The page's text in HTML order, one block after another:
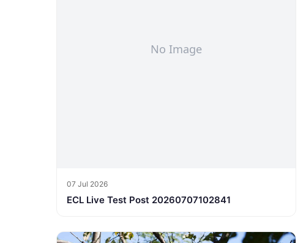
07 Jul 2026
ECL Live Test Post 20260707102841